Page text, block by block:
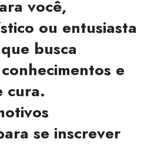
você,
ou entusiasta
busca
e
cura.
se inscrever